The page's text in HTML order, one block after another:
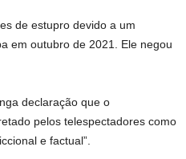
de estupro devido a um
em outubro de 2021. Ele negou
declaração que o
pelos telespectadores como
e factual”.